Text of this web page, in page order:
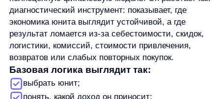
учесть привлечение, если расчет связан
с клиентом или каналом;
интерпретировать результат с учетом бизнес-
модели и качества данных.
Главная сложность юнит-экономики
не в формулах, а в правильном выборе юнита
и исходных данных. Одна и та же расчетная логика
по-разному работает для интернет-магазина,
подписочного сервиса, маркетплейса, SaaS-
продукта или офлайн-услуги.